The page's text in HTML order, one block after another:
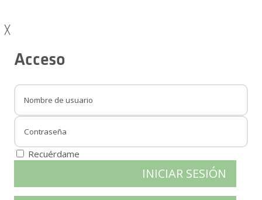
╳
Acceso
Recuérdame